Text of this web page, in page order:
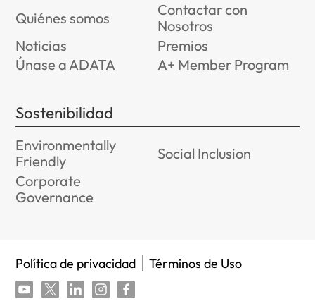
Quiénes somos
Contactar con
Nosotros
Noticias
Premios
Únase a ADATA
A+ Member Program
Sostenibilidad
Environmentally
Friendly
Social Inclusion
Corporate
Governance
Política de privacidad Términos de Uso